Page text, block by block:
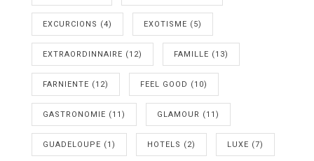
EXCURCIONS (4) EXOTISME (5)
EXTRAORDINNAIRE (12) FAMILLE (13)
FARNIENTE (12) FEEL GOOD (10)
GASTRONOMIE (11) GLAMOUR (11)
GUADELOUPE (1) HOTELS (2) LUXE (7)